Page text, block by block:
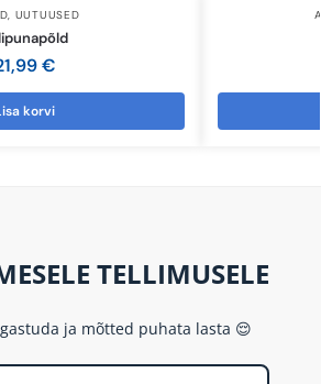
, UUTUUSED
€
korvi
TELLIMUSELE
ja mõtted puhata lasta 😌